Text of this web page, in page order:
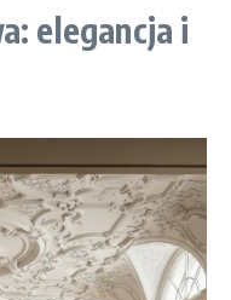
elegancja i